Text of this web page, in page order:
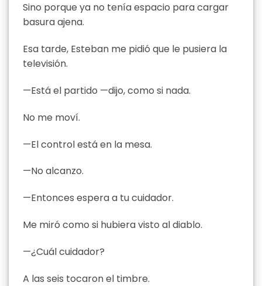
Sino porque ya no tenía espacio para cargar
basura ajena.
Esa tarde, Esteban me pidió que le pusiera la
televisión.
—Está el partido —dijo, como si nada.
No me moví.
—El control está en la mesa.
—No alcanzo.
—Entonces espera a tu cuidador.
Me miró como si hubiera visto al diablo.
—¿Cuál cuidador?
A las seis tocaron el timbre.